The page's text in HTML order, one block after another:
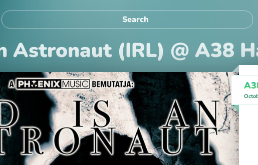
Astronaut (IRL) @ A38